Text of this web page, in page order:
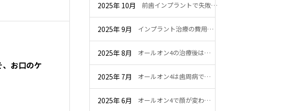
お口のケ
2025年 10月 前歯インプラントで失敗…
2025年 9月 インプラント治療の費用…
2025年 8月 オールオン4の治療後は…
2025年 7月 オールオン4は歯周病で…
2025年 6月 オールオン4で顔が変わ…